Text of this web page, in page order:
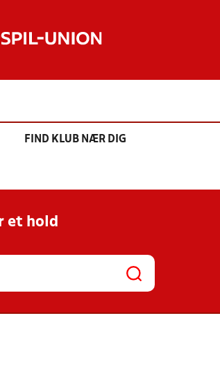
FIND KLUB NÆR DIG
et hold